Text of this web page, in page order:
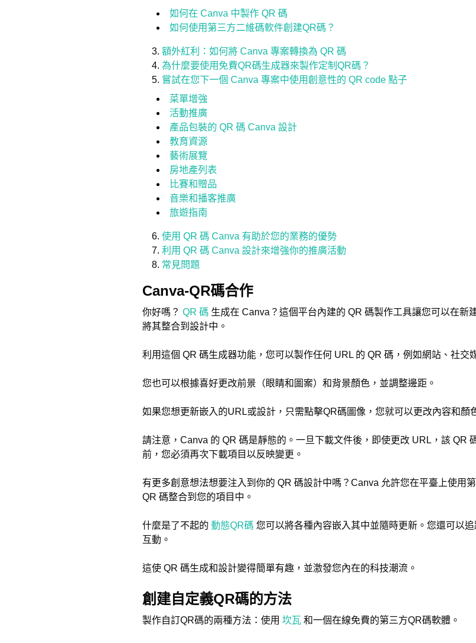
如何在 Canva 中製作 QR 碼
如何使用第三方二維碼軟件創建QR碼？
額外紅利：如何將 Canva 專案轉換為 QR 碼
為什麼要使用免費QR碼生成器來製作定制QR碼？
嘗試在您下一個 Canva 專案中使用創意性的 QR code 點子
菜單增強
活動推廣
產品包裝的 QR 碼 Canva 設計
教育資源
藝術展覽
房地產列表
比賽和贈品
音樂和播客推廣
旅遊指南
使用 QR 碼 Canva 有助於您的業務的優勢
利用 QR 碼 Canva 設計來增強你的推廣活動
常見問題
Canva-QR碼合作
你好嗎？ QR 碼 生成在 Canva？這個平台內建的 QR 碼製作工具讓您可以在新
將其整合到設計中。
利用這個 QR 碼生成器功能，您可以製作任何 URL 的 QR 碼，例如網站、社交
您也可以根據喜好更改前景（眼睛和圖案）和背景顏色，並調整邊距。
如果您想更新嵌入的URL或設計，只需點擊QR碼圖像，您就可以更改內容和顏
請注意，Canva 的 QR 碼是靜態的。一旦下載文件後，即使更改 URL，該 QR
前，您必須再次下載項目以反映變更。
有更多創意想法想要注入到你的 QR 碼設計中嗎？Canva 允許您在平臺上使用
QR 碼整合到您的項目中。
什麼是了不起的 動態QR碼 您可以將各種內容嵌入其中並隨時更新。您還可以
互動。
這使 QR 碼生成和設計變得簡單有趣，並激發您內在的科技潮流。
創建自定義QR碼的方法
製作自訂QR碼的兩種方法：使用 坎瓦 和一個在線免費的第三方QR碼軟體。